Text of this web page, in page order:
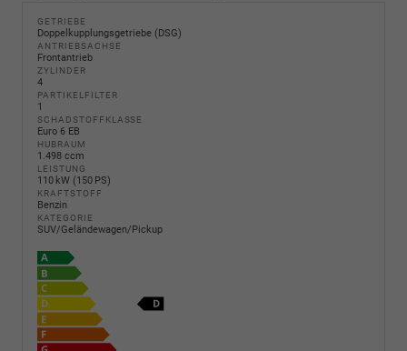
GETRIEBE
Doppelkupplungsgetriebe (DSG)
ANTRIEBSACHSE
Frontantrieb
ZYLINDER
4
PARTIKELFILTER
1
SCHADSTOFFKLASSE
Euro 6 EB
HUBRAUM
1.498 ccm
LEISTUNG
110 kW (150 PS)
KRAFTSTOFF
Benzin
KATEGORIE
SUV/Geländewagen/Pickup